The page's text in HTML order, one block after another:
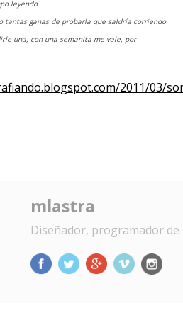
leyendo
tantas ganas de probarla que saldría corriendo
una, con una semanita me vale, por
2011/03/
mlastra
Diseñador, programador de